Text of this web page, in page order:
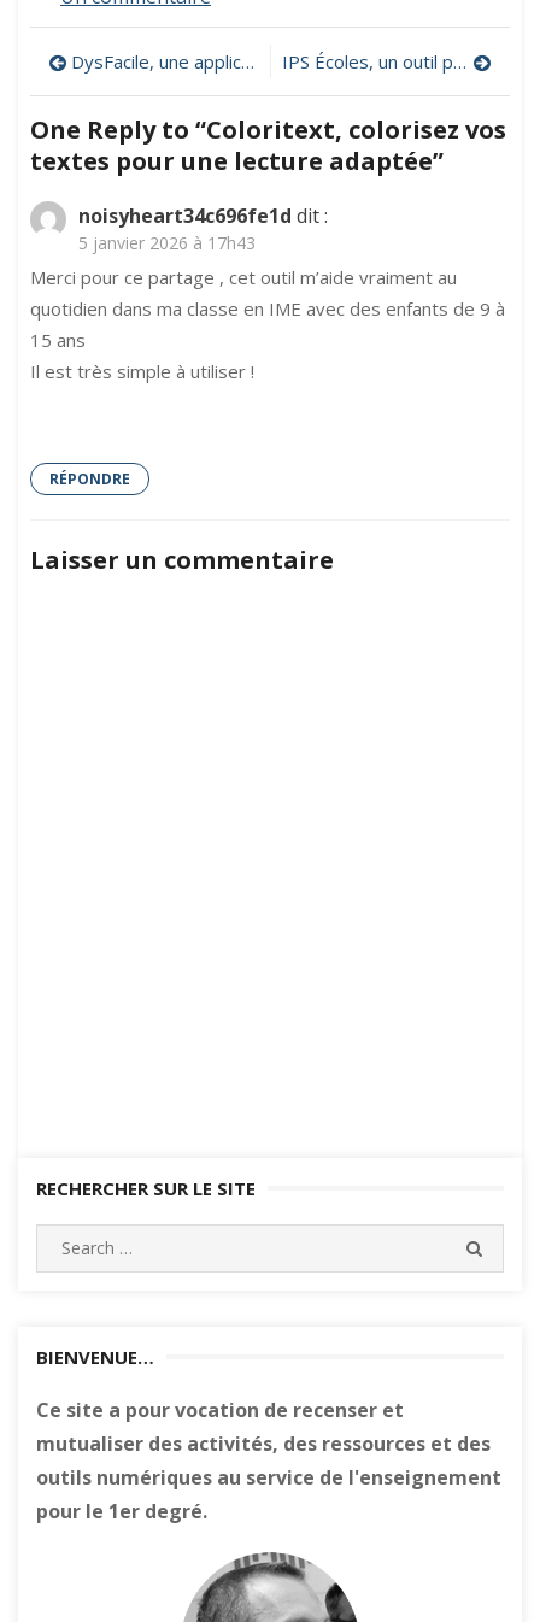
vos
textes
pour
une
lecture
Navigation
de
l’article
DysFacile, une application inclusive pour adapter des textes IPS Écoles, un outil pour mieux comprendre le profil social de son école
One Reply to “Coloritext, colorisez vos
textes pour une lecture adaptée”
noisyheart34c696fe1d dit :
5 janvier 2026 à 17h43
Merci pour ce partage , cet outil m’aide vraiment au
quotidien dans ma classe en IME avec des enfants de 9 à
15 ans
Il est très simple à utiliser !
RÉPONDRE
Laisser un commentaire
RECHERCHER SUR LE SITE
Search
for:
BIENVENUE…
Ce site a pour vocation de recenser et
mutualiser des activités, des ressources et des
outils numériques au service de l'enseignement
pour le 1er degré.